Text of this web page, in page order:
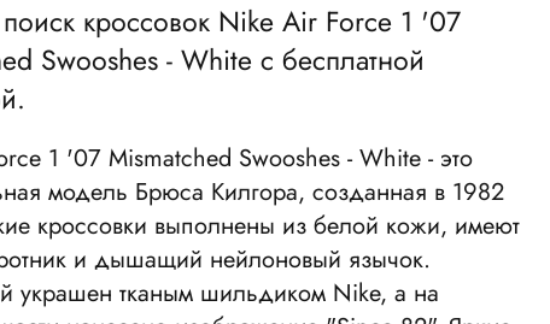
кроссовок Nike Air Force 1 '07
Swooshes - White с бесплатной
1 '07 Mismatched Swooshes - White - это
модель Брюса Килгора, созданная в 1982
кроссовки выполнены из белой кожи, имеют
и дышащий нейлоновый язычок.
украшен тканым шильдиком Nike, а на